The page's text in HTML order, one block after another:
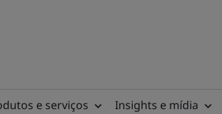
e serviços Insights e mídia